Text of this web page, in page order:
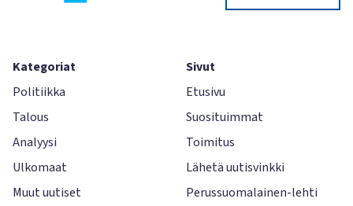
Kategoriat
Politiikka
Talous
Analyysi
Ulkomaat
Muut uutiset
Sivut
Etusivu
Suosituimmat
Toimitus
Lähetä uutisvinkki
Perussuomalainen-lehti